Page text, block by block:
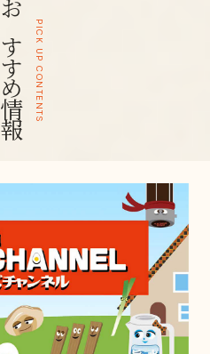
PICK UP CONTENTS
おすすめ情報